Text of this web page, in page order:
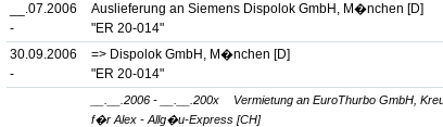
__.07.2006
-
Auslieferung an Siemens Dispolok GmbH, M�nchen [D]
"ER 20-014"
30.09.2006
-
=> Dispolok GmbH, M�nchen [D]
"ER 20-014"
__.__.2006 - __.__.200x
Vermietung an EuroThurbo GmbH,
f�r Alex - Allg�u-Express [CH]